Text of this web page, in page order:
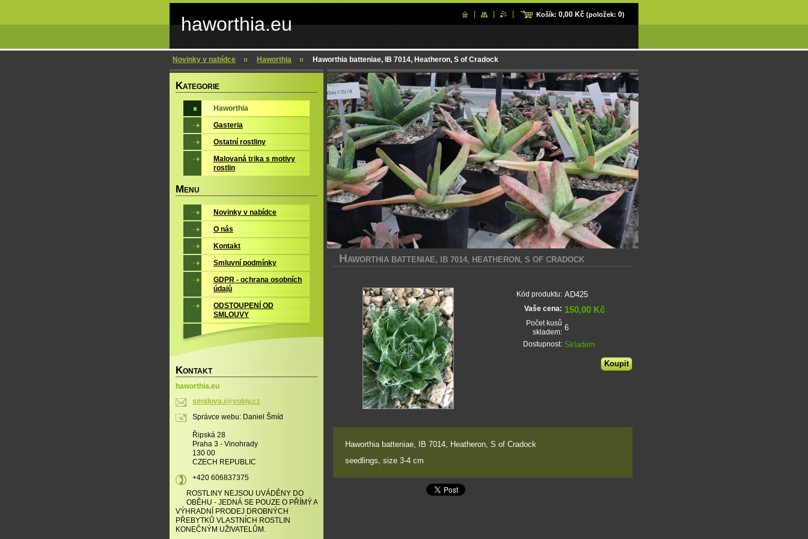
haworthia.eu Košík: 0,00 Kč (položek: 0)
Novinky v nabídce Haworthia Haworthia batteniae, IB 7014, Heatheron, S of Cradock
HAWORTHIA BATTENIAE, IB 7014, HEATHERON, S OF CRADOCK
Kód produktu: AD425
Vaše cena: 150,00 Kč
Počet kusů
skladem: 6
Dostupnost: Skladem
Haworthia batteniae, IB 7014, Heatheron, S of Cradock
seedlings, size 3-4 cm
KATEGORIE
Haworthia
Gasteria
Ostatní rostliny
Malovaná trika s motivy
rostlin
M ENU
Novinky v nabídce
O nás
Kontakt
Smluvní podmínky
GDPR - ochrana osobních
údajů
ODSTOUPENÍ OD
SMLOUVY
KONTAKT
haworthia.eu
smidova.i@volny.cz
Správce webu: Daniel Šmíd
Řipská 28
Praha 3 - Vinohrady
130 00
CZECH REPUBLIC
+420 606837375
ROSTLINY NEJSOU UVÁDĚNY DO
OBĚHU - JEDNÁ SE POUZE O PŘÍMÝ A
VÝHRADNÍ PRODEJ DROBNÝCH
PŘEBYTKŮ VLASTNÍCH ROSTLIN
KONEČNÝM UŽIVATELŮM.